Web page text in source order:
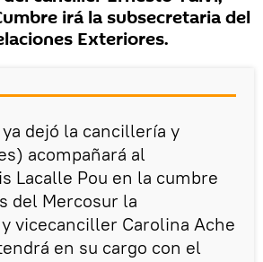
irá la subsecretaria del
Exteriores.
dejó la cancillería y
acompañará al
Lacalle Pou en la cumbre
del Mercosur la
vicecanciller Carolina Ache
en su cargo con el